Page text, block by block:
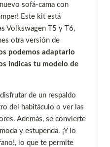
sofá-cama con
Este kit está
Volkswagen T5 y T6,
otra versión de
podemos adaptarlo
indicas tu modelo de
de un respaldo
del habitáculo o ver las
Además, se convierte
y estupenda. ¡Y lo
lo que te permite